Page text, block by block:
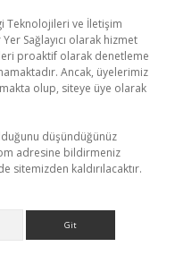
Teknolojileri ve İletişim
Sağlayıcı olarak hizmet
proaktif olarak denetleme
Ancak, üyelerimiz
olup, siteye üye olarak
düşündüğünüz
adresine bildirmeniz
sitemizden kaldırılacaktır.